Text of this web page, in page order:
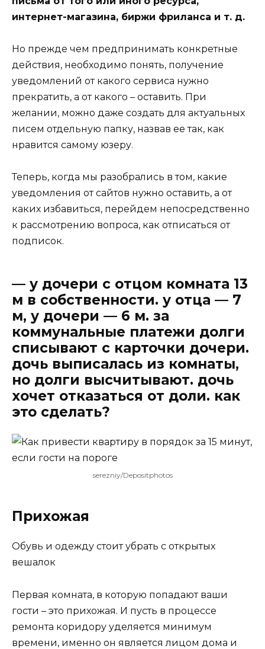
интернет-магазина, биржи фриланса и т. д.
Но прежде чем предпринимать конкретные
действия, необходимо понять, получение
уведомлений от какого сервиса нужно
прекратить, а от какого – оставить. При
желании, можно даже создать для актуальных
писем отдельную папку, назвав ее так, как
нравится самому юзеру.
Теперь, когда мы разобрались в том, какие
уведомления от сайтов нужно оставить, а от
каких избавиться, перейдем непосредственно
к рассмотрению вопроса, как отписаться от
подписок.
— у дочери с отцом комната 13
м в собственности. у отца — 7
м, у дочери — 6 м. за
коммунальные платежи долги
списывают с карточки дочери.
дочь выписалась из комнаты,
но долги высчитывают. дочь
хочет отказаться от доли. как
это сделать?
serezniy/Depositphotos
Прихожая
Обувь и одежду стоит убрать с открытых
вешалок
Первая комната, в которую попадают ваши
гости – это прихожая. И пусть в процессе
ремонта коридору уделяется минимум
времени, именно он является лицом дома и